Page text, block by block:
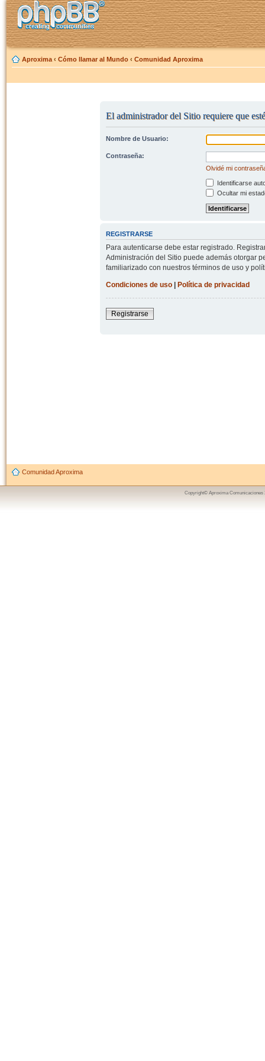
Aproxima ‹ Cómo llamar al Mundo ‹ Comunidad Aproxima
El administrador del Sitio requiere que
Nombre de Usuario:
Contraseña:
Olvidé mi
Identificarse
Ocultar mi
REGISTRARSE
Para autenticarse debe estar registrado.
Administración del Sitio puede además otorgar
familiarizado con nuestros términos de uso y
Condiciones de uso| Política de privacidad
Registrarse
Comunidad Aproxima
Copyright© Aproxima Comunicaciones